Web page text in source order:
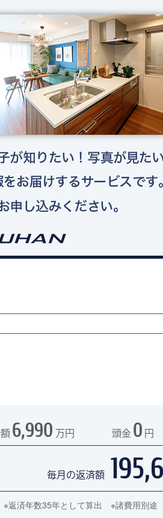
6,990 万円 頭金 0 円
毎月の返済額
返済年数35年として算出 ※諸費用別途